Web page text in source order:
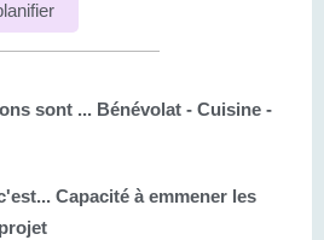
sont ... Bénévolat - Cuisine -
Capacité à emmener les